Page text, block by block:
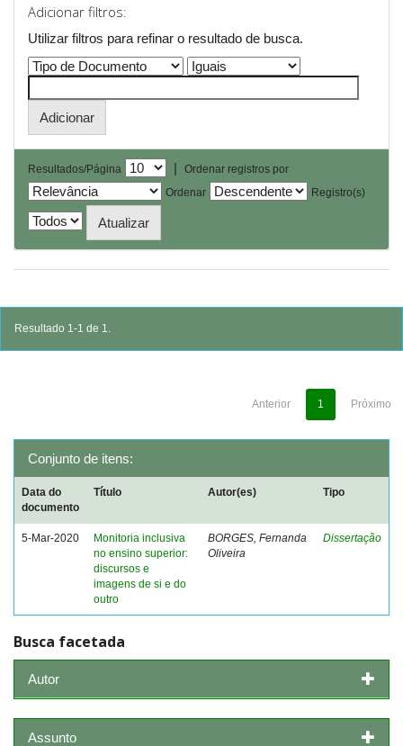
Adicionar filtros:
Utilizar filtros para refinar o resultado de busca.
Resultados/Página |
Ordenar registros por
Ordenar
Registro(s)
Resultado 1-1 de 1.
Anterior 1 Próximo
Conjunto de itens:
Data do
documento
Título Autor(es) Tipo
5-Mar-2020
Monitoria inclusiva
no ensino superior:
discursos e
imagens de si e do
outro
BORGES, Fernanda
Oliveira
Dissertação
Busca facetada
Autor
Assunto